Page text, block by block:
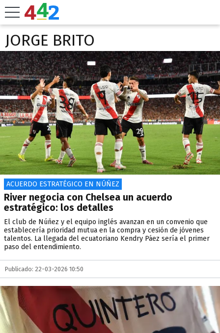
JORGE BRITO
ACUERDO ESTRATÉGICO EN NÚÑEZ
River negocia con Chelsea un acuerdo
estratégico: los detalles
El club de Núñez y el equipo inglés avanzan en un convenio que
establecería prioridad mutua en la compra y cesión de jóvenes
talentos. La llegada del ecuatoriano Kendry Páez sería el primer
paso del entendimiento.
Publicado: 22-03-2026 10:50